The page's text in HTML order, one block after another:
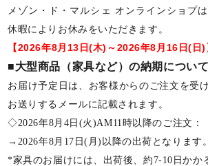
メゾン・ド・マルシェ オンラインショプ
休暇によりお休みをいただきます。
【2026年8月13日(木)～2026年8月16日(日)
■大型商品（家具など）の納期について
お届け予定日は、お客様からのご注文を受
お送りするメールに記載されます。
◇2026年8月4日(火)AM11時以降のご注文：
→2026年8月17日(月)以降の出荷となります。
*家具のお届けには、出荷後、約7-10日かか